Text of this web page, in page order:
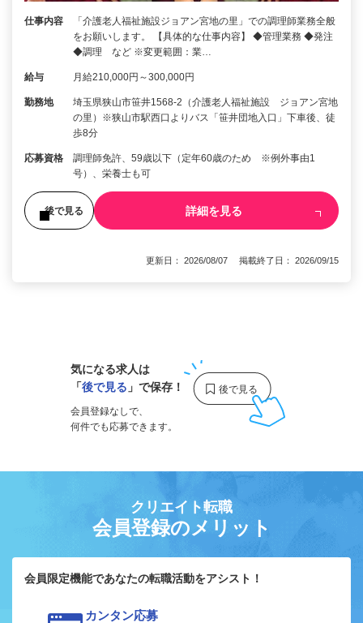
仕事内容
「介護老人福祉施設ジョアン宮地の里」での調理師業務全般
をお願いします。 【具体的な仕事内容】 ◆管理業務 ◆発注
◆調理 など ※変更範囲：業…
給与 月給210,000円～300,000円
勤務地
埼玉県狭山市笹井1568-2（介護老人福祉施設 ジョアン宮地
の里）※狭山市駅西口よりバス「笹井団地入口」下車後、徒
歩8分
応募資格
調理師免許、59歳以下（定年60歳のため ※例外事由1
号）、栄養士も可
後で見る 詳細を見る
更新日： 2026/08/07 掲載終了日： 2026/09/15
気になる求人は
「後で見る 」で保存！
会員登録なしで、
何件でも応募できます。
クリエイト転職
会員登録のメリット
会員限定機能であなたの転職活動をアシスト！
カンタン応募